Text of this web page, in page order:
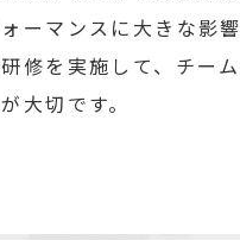
ーマンスに大きな影
修を実施して、チー
大切です。